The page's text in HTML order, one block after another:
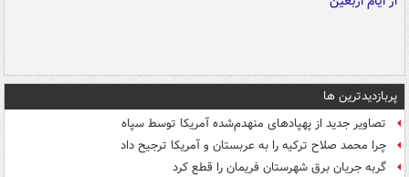
پربازدیدترین ها
تصاویر جدید از پهپادهای منهدم‌شده آمریکا توسط سپاه
چرا محمد صلاح ترکیه را به عربستان و آمریکا ترجیح داد
گربه جریان برق شهرستان فریمان را قطع کرد